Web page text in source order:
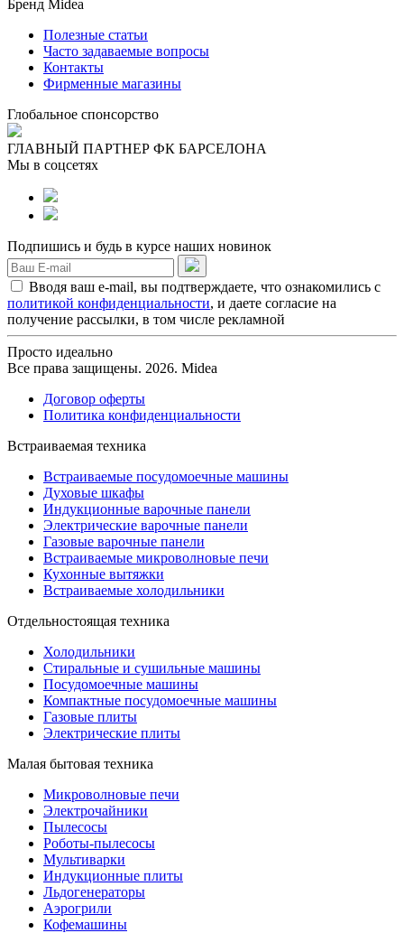
Бренд Midea
Полезные статьи
Часто задаваемые вопросы
Контакты
Фирменные магазины
Глобальное спонсорство
ГЛАВНЫЙ ПАРТНЕР ФК БАРСЕЛОНА
Мы в соцсетях
Подпишись и будь в курсе наших новинок
Вводя ваш e-mail, вы подтверждаете, что ознакомились с
политикой конфиденциальности, и даете согласие на
получение рассылки, в том числе рекламной
Просто идеально
Все права защищены. 2026. Midea
Договор оферты
Политика конфиденциальности
Встраиваемая техника
Встраиваемые посудомоечные машины
Духовые шкафы
Индукционные варочные панели
Электрические варочные панели
Газовые варочные панели
Встраиваемые микроволновые печи
Кухонные вытяжки
Встраиваемые холодильники
Отдельностоящая техника
Холодильники
Стиральные и сушильные машины
Посудомоечные машины
Компактные посудомоечные машины
Газовые плиты
Электрические плиты
Малая бытовая техника
Микроволновые печи
Электрочайники
Пылесосы
Роботы-пылесосы
Мультиварки
Индукционные плиты
Льдогенераторы
Аэрогрили
Кофемашины